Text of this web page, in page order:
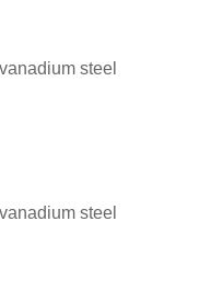
steel
steel